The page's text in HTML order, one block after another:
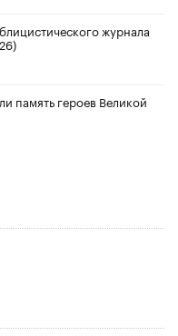
журнала
память героев Великой